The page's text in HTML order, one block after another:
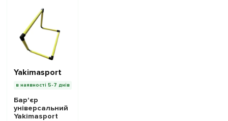
Yakimasport
в наявності 5-7 днів
Бар'єр
універсальний
Yakimasport